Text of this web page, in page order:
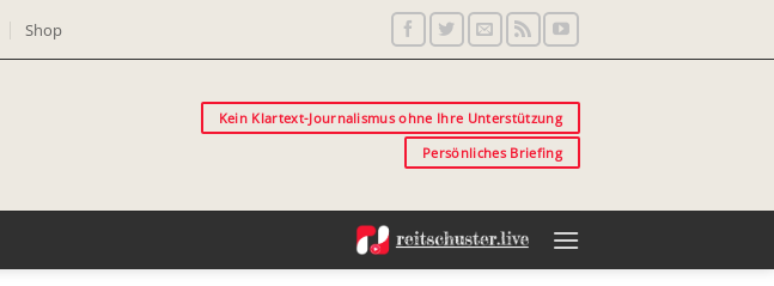
Shop
Kein Klartext-Journalismus ohne Ihre Unterstützung
Persönliches Briefing